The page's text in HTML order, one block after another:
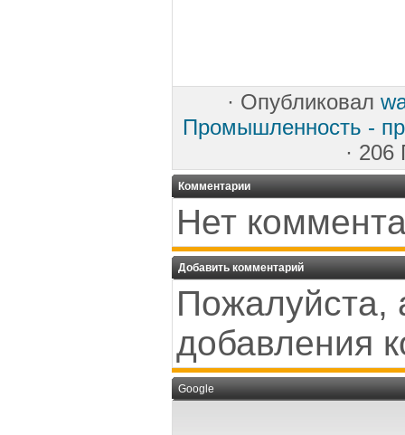
· Опубликовал
Промышленность -
· 206
Комментарии
Нет
Добавить комментарий
Пожалуйста,
добавления
Google